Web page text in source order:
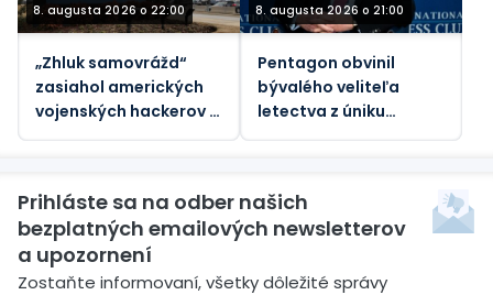
8. augusta 2026 o 22:00
„Zhluk samovrážd“
zasiahol amerických
vojenských hackerov –
8. augusta 2026 o 21:00
Pentagon obvinil
bývalého veliteľa
letectva z úniku
Prihláste sa na odber našich
bezplatných emailových newsletterov
a upozornení
Zostaňte informovaní, všetky dôležité správy